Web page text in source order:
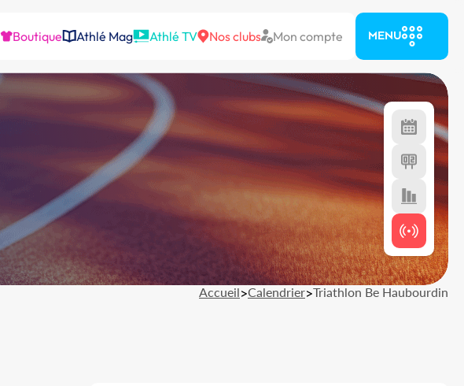
Boutique Athlé Mag Athlé TV Nos clubs Mon compte MENU
Accueil>Calendrier>Triathlon Be Haubourdin